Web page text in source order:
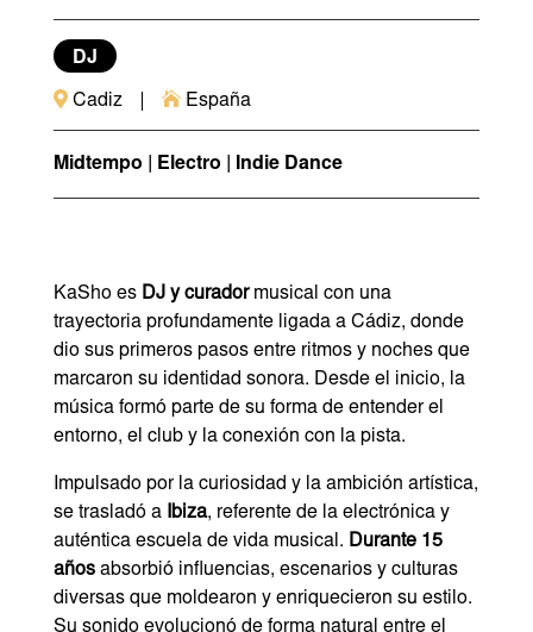
DJ
 Cadiz  España
Midtempo | Electro | Indie Dance
KaSho es DJ y curadormusical con una
trayectoria profundamente ligada a Cádiz, donde
dio sus primeros pasos entre ritmos y noches que
marcaron su identidad sonora. Desde el inicio, la
música formó parte de su forma de entender el
entorno, el club y la conexión con la pista.
Impulsado por la curiosidad y la ambición artística,
se trasladó a Ibiza, referente de la electrónica y
auténtica escuela de vida musical. Durante 15
añosabsorbió influencias, escenarios y culturas
diversas que moldearon y enriquecieron su estilo.
Su sonido evolucionó de forma natural entre el